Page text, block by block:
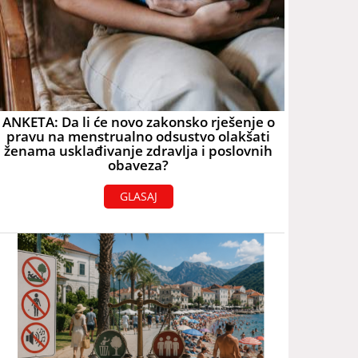
ANKETA: Da li će novo zakonsko rješenje o
pravu na menstrualno odsustvo olakšati
ženama usklađivanje zdravlja i poslovnih
obaveza?
GLASAJ